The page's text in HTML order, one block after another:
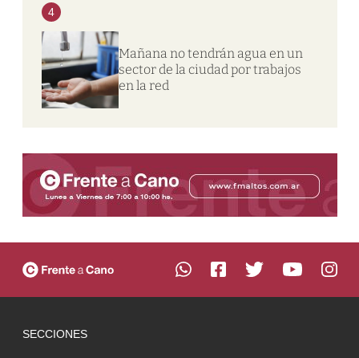
4
Mañana no tendrán agua en un
sector de la ciudad por trabajos
en la red
SECCIONES